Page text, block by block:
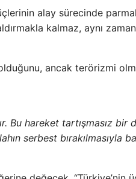
alay sürecinde
kalmaz, aynı
ancak terörizmi
Bu hareket tartışmasız bir
serbest bırakılmasıyla